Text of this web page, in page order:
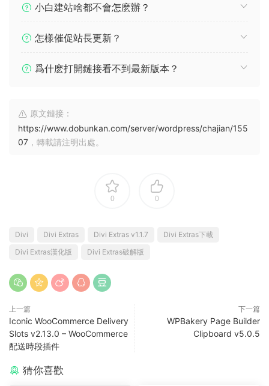
小白建站啥都不會怎麽辦？
怎樣催促站長更新？
爲什麽打開鏈接看不到最新版本？
原文鏈接：
https://www.dobunkan.com/server/wordpress/chajian/155
07 ，轉載請注明出處。
0 0
Divi Divi Extras Divi Extras v1.1.7
Divi Extras下載
Divi Extras漢化版
Divi Extras破解版
上一篇
Iconic WooCommerce Delivery
Slots v2.13.0 – WooCommerce
配送時段插件
下一篇
WPBakery Page Builder
Clipboard v5.0.5
猜你喜歡